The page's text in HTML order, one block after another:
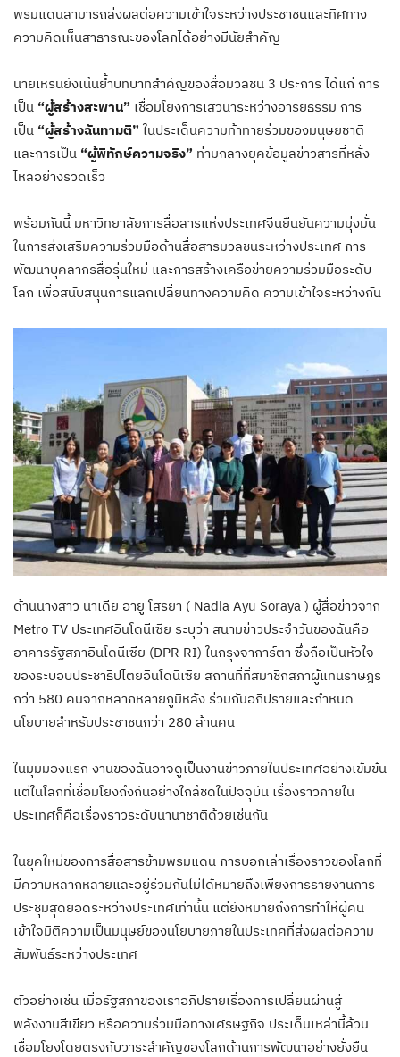
พรมแดนสามารถส่งผลต่อความเข้าใจระหว่างประชาชนและทิศทาง
ความคิดเห็นสาธารณะของโลกได้อย่างมีนัยสำคัญ
นายเหรินยังเน้นย้ำบทบาทสำคัญของสื่อมวลชน 3 ประการ ได้แก่ การ
เป็น “ผู้สร้างสะพาน” เชื่อมโยงการเสวนาระหว่างอารยธรรม การ
เป็น “ผู้สร้างฉันทามติ” ในประเด็นความท้าทายร่วมของมนุษยชาติ
และการเป็น “ผู้พิทักษ์ความจริง” ท่ามกลางยุคข้อมูลข่าวสารที่หลั่ง
ไหลอย่างรวดเร็ว
พร้อมกันนี้ มหาวิทยาลัยการสื่อสารแห่งประเทศจีนยืนยันความมุ่งมั่น
ในการส่งเสริมความร่วมมือด้านสื่อสารมวลชนระหว่างประเทศ การ
พัฒนาบุคลากรสื่อรุ่นใหม่ และการสร้างเครือข่ายความร่วมมือระดับ
โลก เพื่อสนับสนุนการแลกเปลี่ยนทางความคิด ความเข้าใจระหว่างกัน
ด้านนางสาว นาเดีย อายู โสรยา ( Nadia Ayu Soraya ) ผู้สื่อข่าวจาก
Metro TV ประเทศอินโดนีเซีย ระบุว่า สนามข่าวประจำวันของฉันคือ
อาคารรัฐสภาอินโดนีเซีย (DPR RI) ในกรุงจาการ์ตา ซึ่งถือเป็นหัวใจ
ของระบอบประชาธิปไตยอินโดนีเซีย สถานที่ที่สมาชิกสภาผู้แทนราษฎร
กว่า 580 คนจากหลากหลายภูมิหลัง ร่วมกันอภิปรายและกำหนด
นโยบายสำหรับประชาชนกว่า 280 ล้านคน
ในมุมมองแรก งานของฉันอาจดูเป็นงานข่าวภายในประเทศอย่างเข้มข้น
แต่ในโลกที่เชื่อมโยงถึงกันอย่างใกล้ชิดในปัจจุบัน เรื่องราวภายใน
ประเทศก็คือเรื่องราวระดับนานาชาติด้วยเช่นกัน
ในยุคใหม่ของการสื่อสารข้ามพรมแดน การบอกเล่าเรื่องราวของโลกที่
มีความหลากหลายและอยู่ร่วมกันไม่ได้หมายถึงเพียงการรายงานการ
ประชุมสุดยอดระหว่างประเทศเท่านั้น แต่ยังหมายถึงการทำให้ผู้คน
เข้าใจมิติความเป็นมนุษย์ของนโยบายภายในประเทศที่ส่งผลต่อความ
สัมพันธ์ระหว่างประเทศ
ตัวอย่างเช่น เมื่อรัฐสภาของเราอภิปรายเรื่องการเปลี่ยนผ่านสู่
พลังงานสีเขียว หรือความร่วมมือทางเศรษฐกิจ ประเด็นเหล่านี้ล้วน
เชื่อมโยงโดยตรงกับวาระสำคัญของโลกด้านการพัฒนาอย่างยั่งยืน